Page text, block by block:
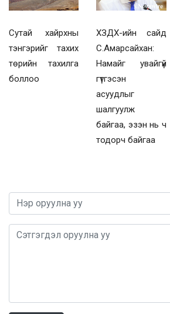
Сутай хайрхны
тэнгэрийг тахих
төрийн тахилга
боллоо
ХЗДХ-ийн сайд
С.Амарсайхан:
Намайг увайгүй
гүтгэсэн
асуудлыг
шалгуулж
байгаа, эзэн нь ч
тодорч байгаа